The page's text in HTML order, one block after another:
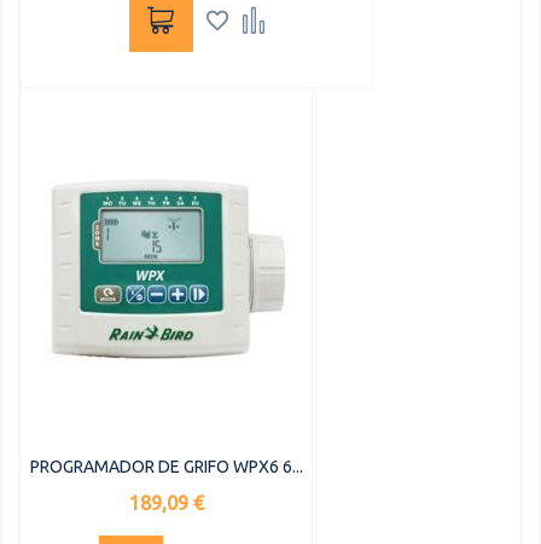
 
PROGRAMADOR DE GRIFO WPX6 6...
Precio
189,09 €